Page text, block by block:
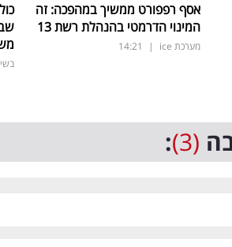
אסף רפפורט ממשיך במהפכה: זה
המינוי הדרמטי בהנהלת רשת 13
מערכת ice |
14:21
(3)
: